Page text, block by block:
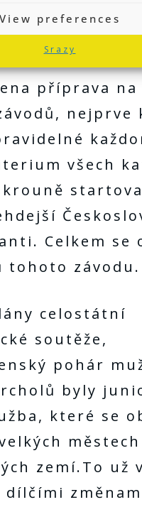
View preferences
Srazy
veškeré ostatní
příprava na
nejprve
všech
Celkem se
tohoto závodu.
celostátní
soutěže,
pohár
byly
které se
městech
zemí.To už
dílčími